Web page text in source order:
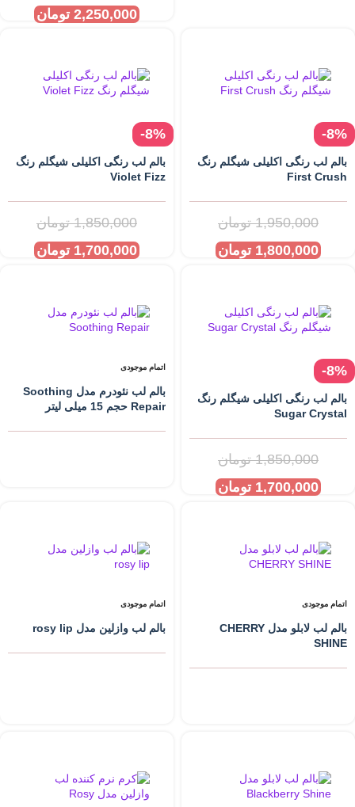
2,250,000 تومان
-8%
بالم لب رنگی اکلیلی شیگلم رنگ
First Crush
1,950,000 تومان
1,800,000 تومان
-8%
بالم لب رنگی اکلیلی شیگلم رنگ
Violet Fizz
1,850,000 تومان
1,700,000 تومان
-8%
بالم لب رنگی اکلیلی شیگلم رنگ
Sugar Crystal
1,850,000 تومان
1,700,000 تومان
اتمام موجودی
بالم لب نئودرم مدل Soothing
Repair حجم 15 میلی لیتر
اتمام موجودی
بالم لب لابلو مدل CHERRY
SHINE
اتمام موجودی
بالم لب وازلین مدل rosy lip